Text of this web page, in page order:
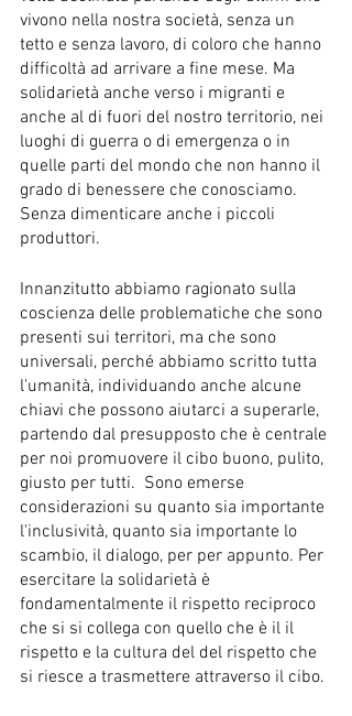
vivono nella nostra società, senza un
tetto e senza lavoro, di coloro che hanno
difficoltà ad arrivare a fine mese. Ma
solidarietà anche verso i migranti e
anche al di fuori del nostro territorio, nei
luoghi di guerra o di emergenza o in
quelle parti del mondo che non hanno il
grado di benessere che conosciamo.
Senza dimenticare anche i piccoli
produttori.
Innanzitutto abbiamo ragionato sulla
coscienza delle problematiche che sono
presenti sui territori, ma che sono
universali, perché abbiamo scritto tutta
l'umanità, individuando anche alcune
chiavi che possono aiutarci a superarle,
partendo dal presupposto che è centrale
per noi promuovere il cibo buono, pulito,
giusto per tutti.  Sono emerse
considerazioni su quanto sia importante
l'inclusività, quanto sia importante lo
scambio, il dialogo, per per appunto. Per
esercitare la solidarietà è
fondamentalmente il rispetto reciproco
che si si collega con quello che è il il
rispetto e la cultura del del rispetto che
si riesce a trasmettere attraverso il cibo.